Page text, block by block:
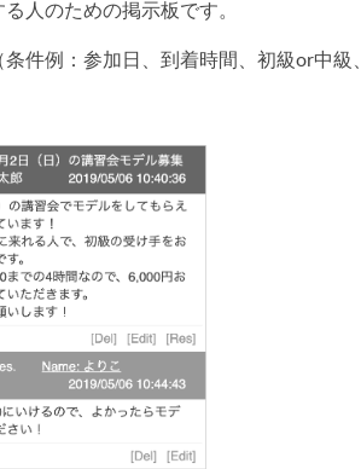
人のための掲示板です。
件例：参加日、到着時間、初級or中級